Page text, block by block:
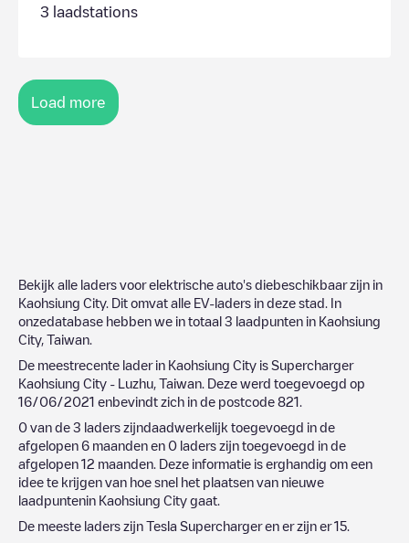
3 laadstations
Load more
Bekijk alle laders voor elektrische auto's diebeschikbaar zijn in
Kaohsiung City. Dit omvat alle EV-laders in deze stad. In
onzedatabase hebben we in totaal 3 laadpunten in Kaohsiung
City, Taiwan
De meestrecente lader in Kaohsiung City is Supercharger
Kaohsiung City - Luzhu, Taiwan . Deze werd toegevoegd op
16/06/2021 enbevindt zich in de postcode 821
0 van de 3 laders zijndaadwerkelijk toegevoegd in de
afgelopen 6 maanden en 0 laders zijn toegevoegd in de
afgelopen 12 maanden. Deze informatie is erghandig om een
idee te krijgen van hoe snel het plaatsen van nieuwe
laadpuntenin Kaohsiung City gaat.
De meeste laders zijn Tesla Superchargeren er zijn er15